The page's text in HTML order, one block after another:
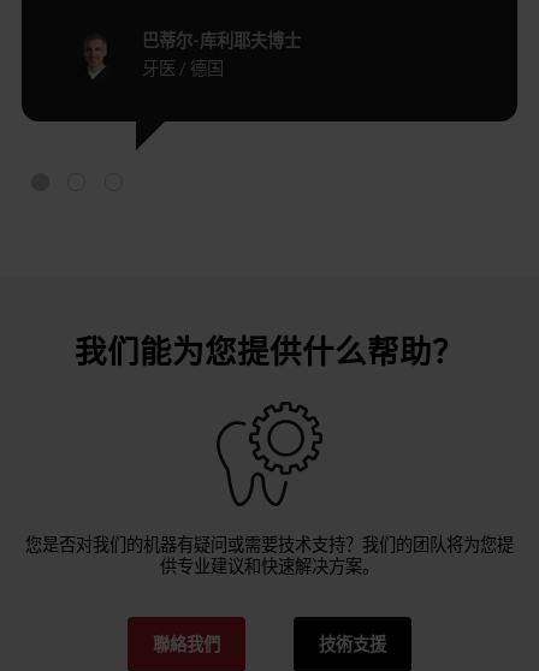
巴蒂尔-库利耶夫博士
牙医 / 德国
我们能为您提供什么帮助？
您是否对我们的机器有疑问或需要技术支持？我们的团队将为您提
供专业建议和快速解决方案。
聯絡我們 技術支援